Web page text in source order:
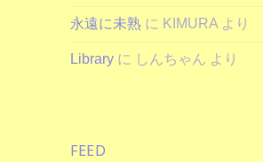
永遠に未熟 に KIMURA より
Library に しんちゃん より
FEED